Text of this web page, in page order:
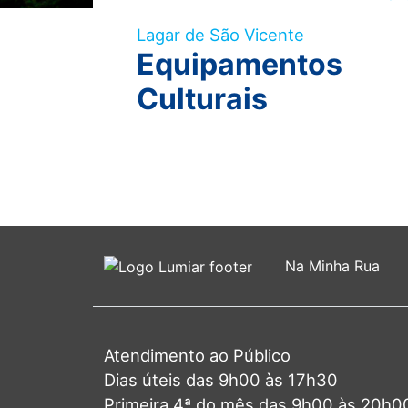
Lagar de São Vicente
Equipamentos
Culturais
Na Minha Rua
Atendimento ao Público
Dias úteis das 9h00 às 17h30